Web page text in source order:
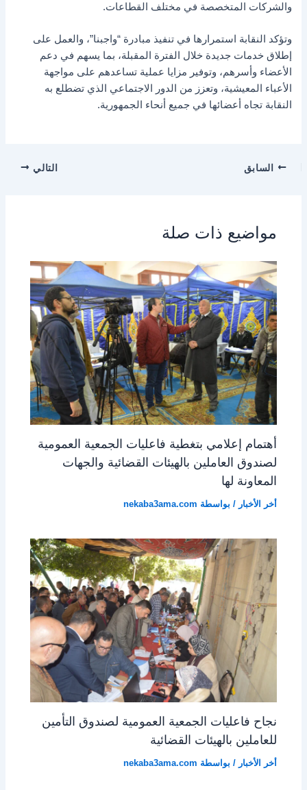
والشركات المتخصصة في مختلف القطاعات.
وتؤكد النقابة استمرارها في تنفيذ مبادرة “واجبنا”، والعمل على
إطلاق خدمات جديدة خلال الفترة المقبلة، بما يسهم في دعم
الأعضاء وأسرهم، وتوفير مزايا عملية تساعدهم على مواجهة
الأعباء المعيشية، وتعزز من الدور الاجتماعي الذي تضطلع به
النقابة تجاه أعضائها في جميع أنحاء الجمهورية.
السابق التالي
مواضيع ذات صلة
أهتمام إعلامي بتغطية فاعليات الجمعية العمومية
لصندوق العاملين بالهيئات القضائية والجهات
المعاونة لها
أخر الأخبار / بواسطة nekaba3ama.com
نجاح فاعليات الجمعية العمومية لصندوق التأمين
للعاملين بالهيئات القضائية
أخر الأخبار / بواسطة nekaba3ama.com